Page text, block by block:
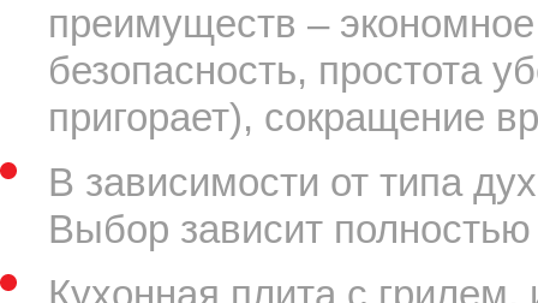
преимуществ –
безопасность, простота
пригорает), сокращение
В зависимости от типа
Выбор зависит
Кухонная плита с грилем,